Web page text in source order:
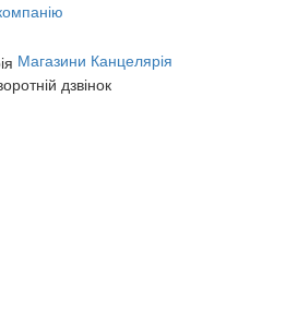
Магазини Канцелярія
дзвінок